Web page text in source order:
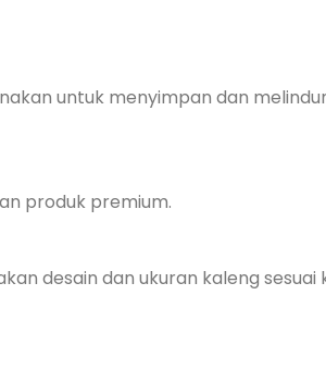
untuk menyimpan dan
produk premium.
desain dan ukuran kaleng sesuai